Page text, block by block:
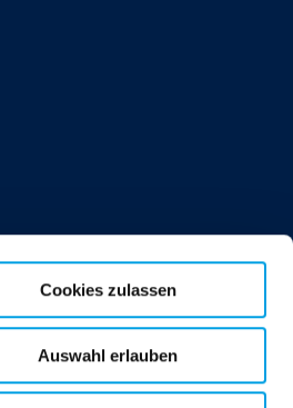
Cookies zulassen
Auswahl erlauben